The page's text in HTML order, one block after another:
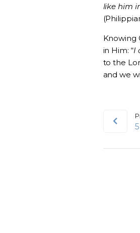
like him
Knowing
in Him: “I
to the
and we